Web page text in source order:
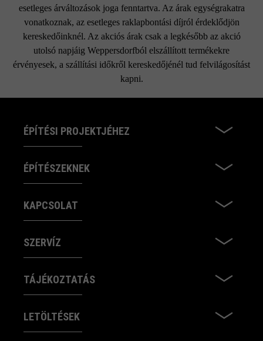
esetleges árváltozások joga fenntartva. Az árak egységrakatra
vonatkoznak, az esetleges raklapbontási díjról érdeklődjön
kereskedőinknél. Az akciós árak csak a legkésőbb az akció
utolsó napjáig Weppersdorfból elszállított termékekre
érvényesek, a szállítási időkről kereskedőjénél tud felvilágosítást
kapni.
ÉPÍTÉSI PROJEKTJÉHEZ
ÉPÍTÉSZEKNEK
KAPCSOLAT
SZERVÍZ
TÁJÉKOZTATÁS
LETÖLTÉSEK